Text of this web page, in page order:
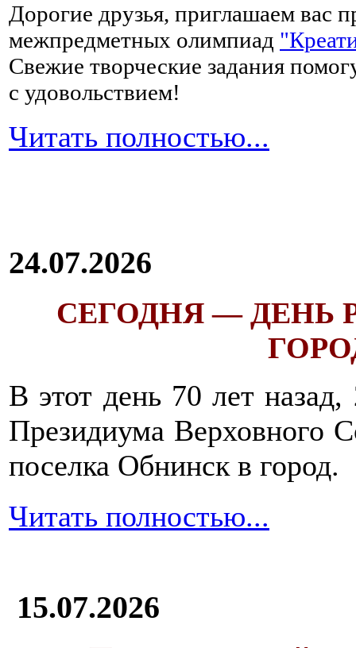
Дорогие друзья, приглашаем вас
межпредметных олимпиад
Свежие творческие задания
с удовольствием!
Читать полностью...
24.07.2026
СЕГОДНЯ — ДЕНЬ
В этот день 70 лет
Президиума Верховного
поселка Обнинск в город.
Читать полностью...
15.07.2026